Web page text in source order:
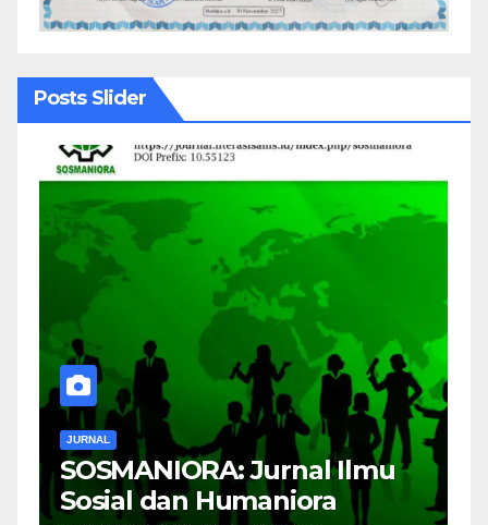
Posts Slider
JURNAL
SOSMANIORA: Jurnal Ilmu
Sosial dan Humaniora